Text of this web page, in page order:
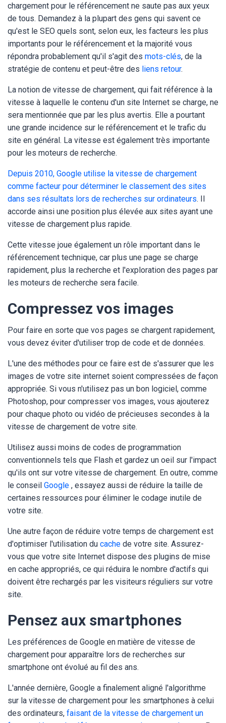
chargement pour le référencement ne saute pas aux yeux
de tous. Demandez à la plupart des gens qui savent ce
qu'est le SEO quels sont, selon eux, les facteurs les plus
importants pour le référencement et la majorité vous
répondra probablement qu'il s'agit des mots-clés, de la
stratégie de contenu et peut-être des liens retour.
La notion de vitesse de chargement, qui fait référence à la
vitesse à laquelle le contenu d'un site Internet se charge, ne
sera mentionnée que par les plus avertis. Elle a pourtant
une grande incidence sur le référencement et le trafic du
site en général. La vitesse est également très importante
pour les moteurs de recherche.
Depuis 2010, Google utilise la vitesse de chargement
comme facteur pour déterminer le classement des sites
dans ses résultats lors de recherches sur ordinateurs. Il
accorde ainsi une position plus élevée aux sites ayant une
vitesse de chargement plus rapide.
Cette vitesse joue également un rôle important dans le
référencement technique, car plus une page se charge
rapidement, plus la recherche et l'exploration des pages par
les moteurs de recherche sera facile.
Compressez vos images
Pour faire en sorte que vos pages se chargent rapidement,
vous devez éviter d'utiliser trop de code et de données.
L'une des méthodes pour ce faire est de s'assurer que les
images de votre site internet soient compressées de façon
appropriée. Si vous n'utilisez pas un bon logiciel, comme
Photoshop, pour compresser vos images, vous ajouterez
pour chaque photo ou vidéo de précieuses secondes à la
vitesse de chargement de votre site.
Utilisez aussi moins de codes de programmation
conventionnels tels que Flash et gardez un oeil sur l'impact
qu'ils ont sur votre vitesse de chargement. En outre, comme
le conseil Google , essayez aussi de réduire la taille de
certaines ressources pour éliminer le codage inutile de
votre site.
Une autre façon de réduire votre temps de chargement est
d'optimiser l'utilisation du cache de votre site. Assurez-
vous que votre site Internet dispose des plugins de mise
en cache appropriés, ce qui réduira le nombre d'actifs qui
doivent être rechargés par les visiteurs réguliers sur votre
site.
Pensez aux smartphones
Les préférences de Google en matière de vitesse de
chargement pour apparaître lors de recherches sur
smartphone ont évolué au fil des ans.
L'année dernière, Google a finalement aligné l'algorithme
sur la vitesse de chargement pour les smartphones à celui
des ordinateurs, faisant de la vitesse de chargement un